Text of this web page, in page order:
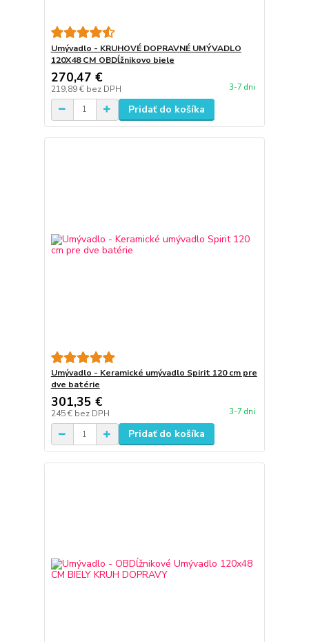
Umývadlo - KRUHOVÉ DOPRAVNÉ UMÝVADLO
120X48 CM OBDĺžnikovo biele
270,47 €
219,89 € bez DPH 3-7 dni
Pridať do košíka
Umývadlo - Keramické umývadlo Spirit 120 cm pre
dve batérie
301,35 €
245 € bez DPH 3-7 dni
Pridať do košíka